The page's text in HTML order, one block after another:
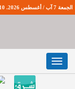
الجمعة 7 آب / أغسطس 2026. 3:28:11 صباحاً
Toggle
navigation